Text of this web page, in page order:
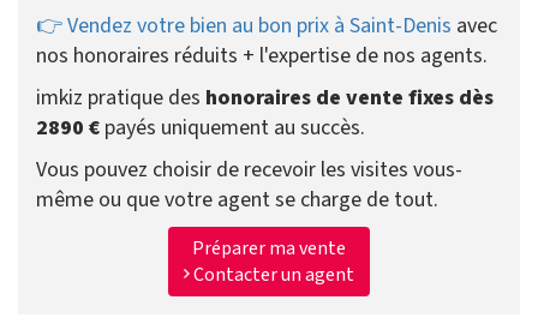
👉 Vendez votre bien au bon prix à Saint-Denis avec
nos honoraires réduits + l'expertise de nos agents.
imkiz pratique des honoraires de vente fixes dès
2890 € payés uniquement au succès.
Vous pouvez choisir de recevoir les visites vous-
même ou que votre agent se charge de tout.
Préparer ma vente
Contacter un agent